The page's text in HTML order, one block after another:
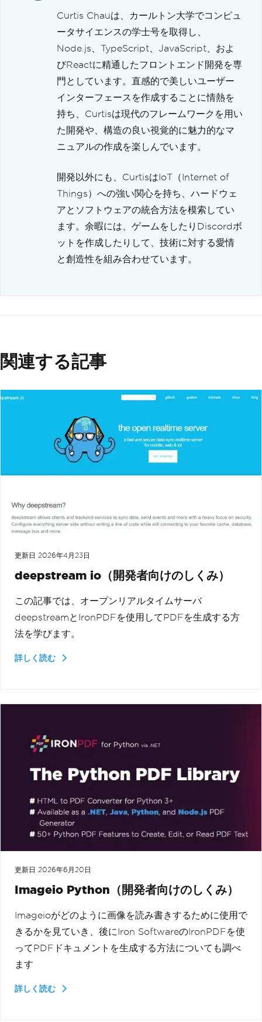
Curtis Chauは、カールトン大学でコンピュ
ータサイエンスの学士号を取得し、
Node.js、TypeScript、JavaScript、およ
びReactに精通したフロントエンド開発を専
門としています。直感的で美しいユーザー
インターフェースを作成することに情熱を
持ち、Curtisは現代のフレームワークを用い
た開発や、構造の良い視覚的に魅力的なマ
ニュアルの作成を楽しんでいます。
開発以外にも、CurtisはIoT（Internet of
Things）への強い関心を持ち、ハードウェ
アとソフトウェアの統合方法を模索してい
ます。余暇には、ゲームをしたりDiscordボ
ットを作成したりして、技術に対する愛情
と創造性を組み合わせています。
関連する記事
更新日 2026年4月23日
deepstream io（開発者向けのしくみ）
この記事では、オープンリアルタイムサーバ
deepstreamとIronPDFを使用してPDFを生成する方
法を学びます。
詳しく読む
更新日 2026年6月20日
Imageio Python（開発者向けのしくみ）
Imageioがどのように画像を読み書きするために使用で
きるかを見ていき、後にIron SoftwareのIronPDFを使
ってPDFドキュメントを生成する方法についても調べ
ます
詳しく読む